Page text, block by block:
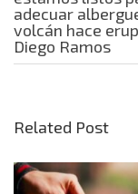
adecuar
volcán hace
Diego Ramos
Related Post